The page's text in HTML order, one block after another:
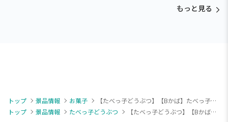
もっと見る
トップ 景品情報 お菓子
【たべっ子どうぶつ】【Bかば】たべっ子どうぶつ プラチェストBOX 3種
トップ
景品情報 たべっ子どうぶつ 【たべっ子どうぶつ】【Bかば】たべっ子どうぶつ プラチェストBOX 3種